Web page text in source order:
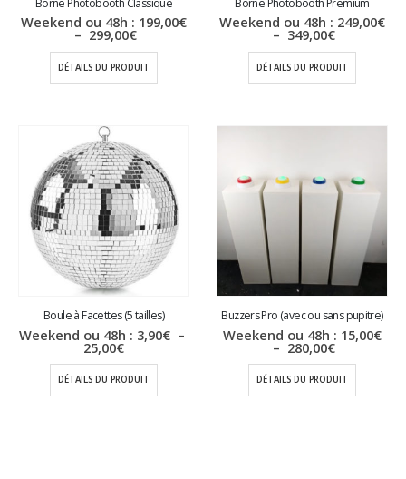
Weekend ou 48h : 199,00€
– 299,00€Plage
prix :
199,00€
à
DÉTAILS DU PRODUIT
Weekend ou 48h : 249,00€
– 349,00€Plage
prix :
249,00€
à
DÉTAILS DU PRODUIT
Boule à Facettes (5 tailles)
Weekend ou 48h : 3,90€ –
25,00€Plage
de
prix :
3,90€
à
DÉTAILS DU PRODUIT
Buzzers Pro (avec ou sans pupitre)
Weekend ou 48h : 15,00€
– 280,00€Plage
de
prix :
15,00€
à
DÉTAILS DU PRODUIT